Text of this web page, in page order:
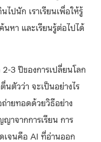
ไปนัก เราเรียนเพื่อให้รู้
นหา และเรียนรู้ต่อไปได้
3 ปีของการเปลี่ยนโลก
นตัวว่า จะเป็นอย่างไร
ายทอดด้วยวิธีอย่าง
จากการเรียน การ
เจนคือ AI ที่อ่านออก